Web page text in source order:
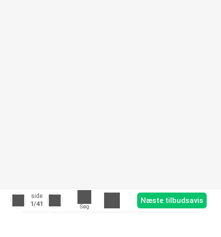
side
1/41 Søg
Næste tilbudsavis